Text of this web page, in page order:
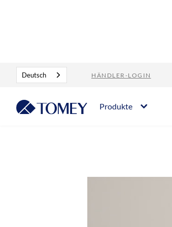
Deutsch HÄNDLER-LOGIN
Produkte
Blog TOMEY DICOM Connect – Tutorial